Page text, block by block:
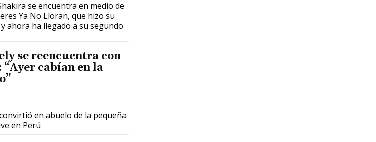
se encuentra en medio de
Ya No Lloran, que hizo su
ahora ha llegado a su segundo
se reencuentra con
cabían en la
en abuelo de la pequeña
en Perú